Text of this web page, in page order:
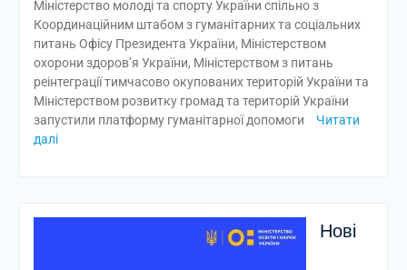
Міністерство молоді та спорту України спільно з
Координаційним штабом з гуманітарних та соціальних
питань Офісу Президента України, Міністерством
охорони здоров’я України, Міністерством з питань
реінтеграції тимчасово окупованих територій України та
Міністерством розвитку громад та територій України
запустили платформу гуманітарної допомоги
Читати
далі
Нові